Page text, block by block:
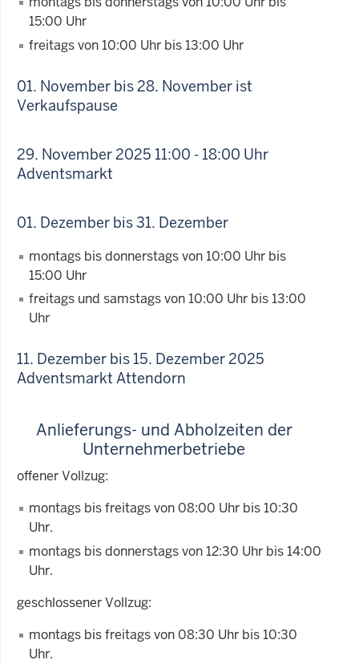
15:00 Uhr
freitags von 10:00 Uhr bis 13:00 Uhr
01. November bis 28. November ist
Verkaufspause
29. November 2025 11:00 - 18:00 Uhr
Adventsmarkt
01. Dezember bis 31. Dezember
montags bis donnerstags von 10:00 Uhr bis
15:00 Uhr
freitags und samstags von 10:00 Uhr bis 13:00
Uhr
11. Dezember bis 15. Dezember 2025
Adventsmarkt Attendorn
Anlieferungs- und Abholzeiten der
Unternehmerbetriebe
offener Vollzug:
montags bis freitags von 08:00 Uhr bis 10:30
Uhr.
montags bis donnerstags von 12:30 Uhr bis 14:00
Uhr.
geschlossener Vollzug:
montags bis freitags von 08:30 Uhr bis 10:30
Uhr.